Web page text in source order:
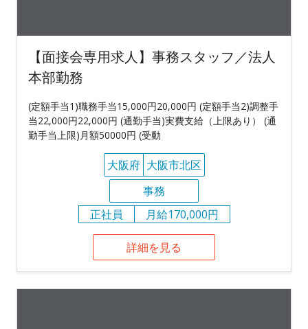
【面接会専用求人】事務スタッフ／法人
本部勤務
(定額手当1)職務手当15,000円20,000円 (定額手当2)調整手
当22,000円22,000円 (通勤手当)実費支給（上限あり） (通
勤手当上限)月額50000円 (受動
大阪府 大阪市北区
事務
正社員
月給170,000円
詳細を見る